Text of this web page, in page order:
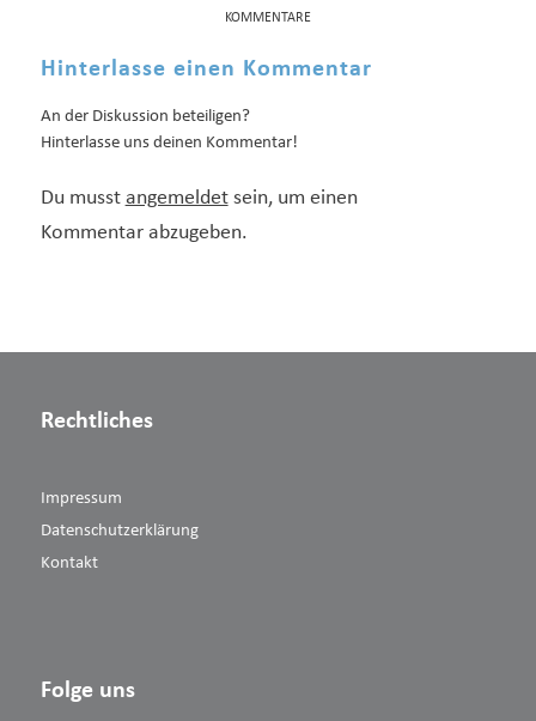
KOMMENTARE
Hinterlasse einen Kommentar
An der Diskussion beteiligen?
Hinterlasse uns deinen Kommentar!
Du musst angemeldetsein, um einen
Kommentar abzugeben.
Rechtliches
Impressum
Datenschutzerklärung
Kontakt
Folge uns